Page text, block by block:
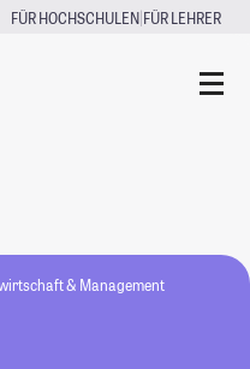
FÜR HOCHSCHULEN|FÜR LEHRER
& Management